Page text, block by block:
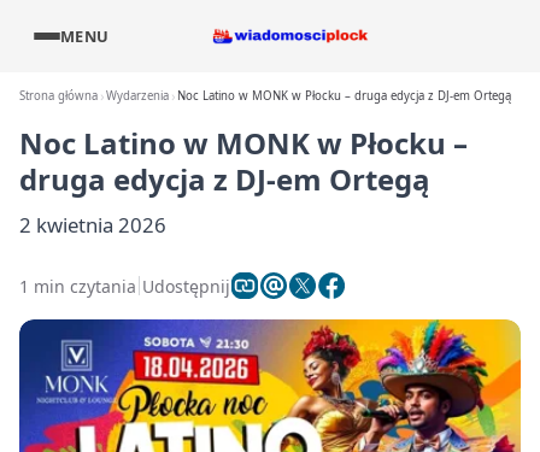
MENU
Strona główna Wydarzenia Noc Latino w MONK w Płocku – druga edycja z DJ-em Ortegą
Noc Latino w MONK w Płocku –
druga edycja z DJ-em Ortegą
2 kwietnia 2026
1 min czytania Udostępnij